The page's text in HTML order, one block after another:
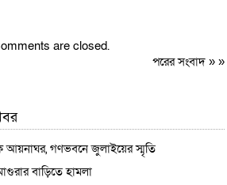
are closed.
পরের সংবাদ» »
আয়নাঘর, গণভবনে জুলাইয়ের স্মৃতি
বাড়িতে হামলা